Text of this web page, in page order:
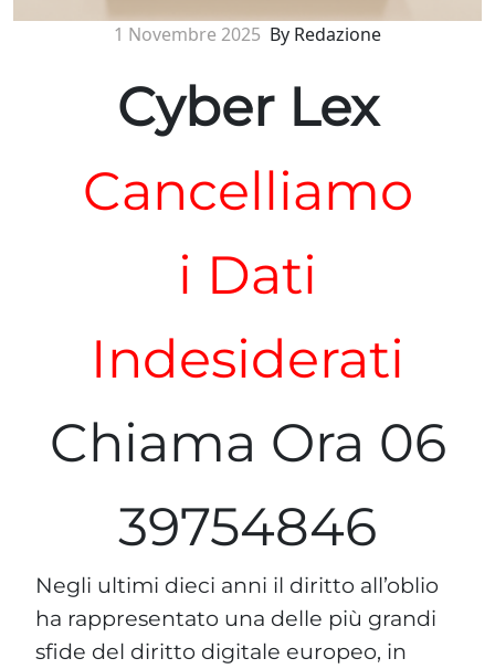
1 Novembre 2025 By Redazione
Cyber Lex
Cancelliamo
i Dati
Indesiderati
Chiama Ora 06
39754846
Negli ultimi dieci anni il diritto all’oblio
ha rappresentato una delle più grandi
sfide del diritto digitale europeo, in